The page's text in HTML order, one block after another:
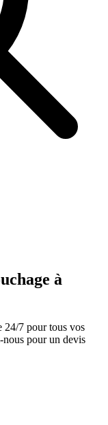
à
24/7 pour tous vos
nous pour un devis